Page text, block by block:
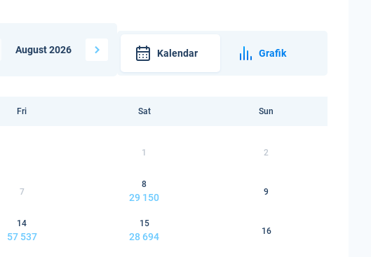
August 2026 Kalendar Grafik
Fri Sat Sun
1 2
7
8
29 150
9
14
57 537
15
28 694
16